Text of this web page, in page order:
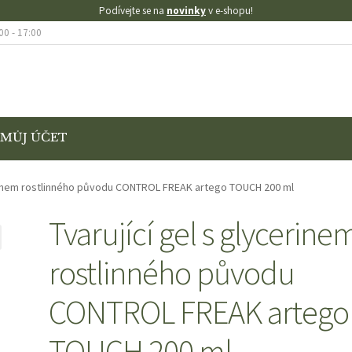
Podívejte se na novinkyv e-shopu!
- 17:00
MŮJ ÚČET
KOŠÍK
VÝMĚNA A VRÁCENÍ ZBOŽÍ
ZKUŠEBNÍ STRÁNKA
rostlinného původu CONTROL FREAK artego TOUCH 200 ml
Tvarující gel s
rostlinného původu
CONTROL FREAK artego